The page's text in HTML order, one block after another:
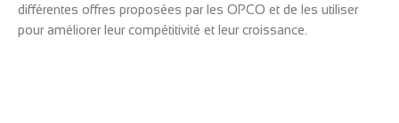
différentes offres proposées par les OPCO et de les utiliser
pour améliorer leur compétitivité et leur croissance.